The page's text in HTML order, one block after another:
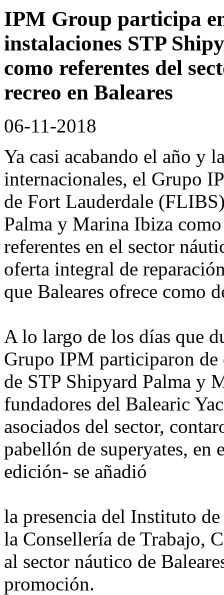
IPM Group participa
instalaciones STP
como referentes del
recreo en Baleares
06-11-2018
Ya casi acabando el año y
internacionales, el Grupo
de Fort Lauderdale
Palma y Marina Ibiza
referentes en el sector
oferta integral de
que Baleares ofrece como
A lo largo de los días que
Grupo IPM participaron de
de STP Shipyard Palma y
fundadores del Balearic
asociados del sector,
pabellón de superyates, en
edición- se añadió
la presencia del Instituto
la Consellería de Trabajo,
al sector náutico de
promoción.